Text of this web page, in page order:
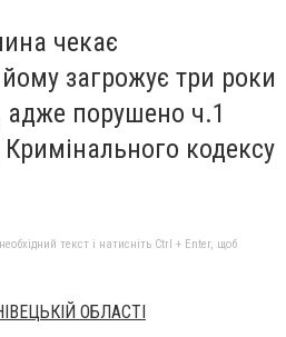
чекає
йому загрожує три роки
адже порушено ч.1
кодексу
текст і натисніть Ctrl + Enter, щоб
ОБЛАСТІ